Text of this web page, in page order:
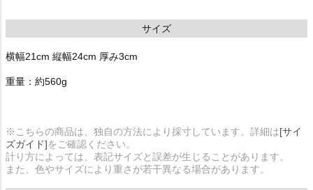
サイズ
横幅21cm 縦幅24cm 厚み3cm
重量：約560g
※こちらの商品は、独自の方法により採寸しています。詳細は[サイ
ズガイド]をご確認ください。
計り方によっては、表記サイズと誤差が生じることがあります。
また、色やサイズにより重さが若干異なる場合があります。